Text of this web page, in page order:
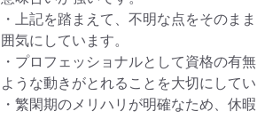
・上記を踏まえて、不明な点をそのま
囲気にしています。
・プロフェッショナルとして資格の有
ような動きがとれることを大切にしてい
・繁閑期のメリハリが明確なため、休